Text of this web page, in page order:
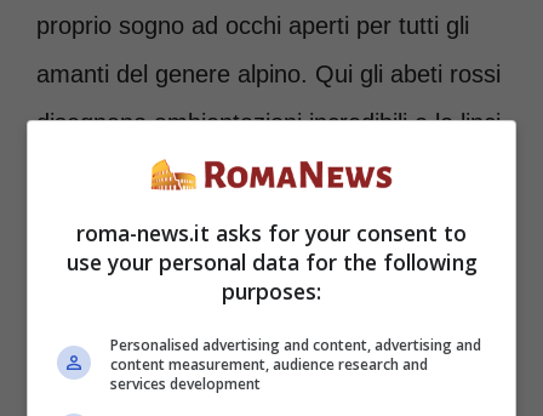
proprio sogno ad occhi aperti per tutti gli
amanti del genere alpino. Qui gli abeti rossi
disegnano ambientazioni incredibili e le linci
vagano liberamente nelle foreste:
Procedendo, saliamo in Irlanda del Nord
perBelfast, una città che recentemente è
stata paragonata a quei fiori che riescono a
roma-news.it asks for your consent to
use your personal data for the following
purposes:
Personalised advertising and content, advertising and
content measurement, audience research and
services development